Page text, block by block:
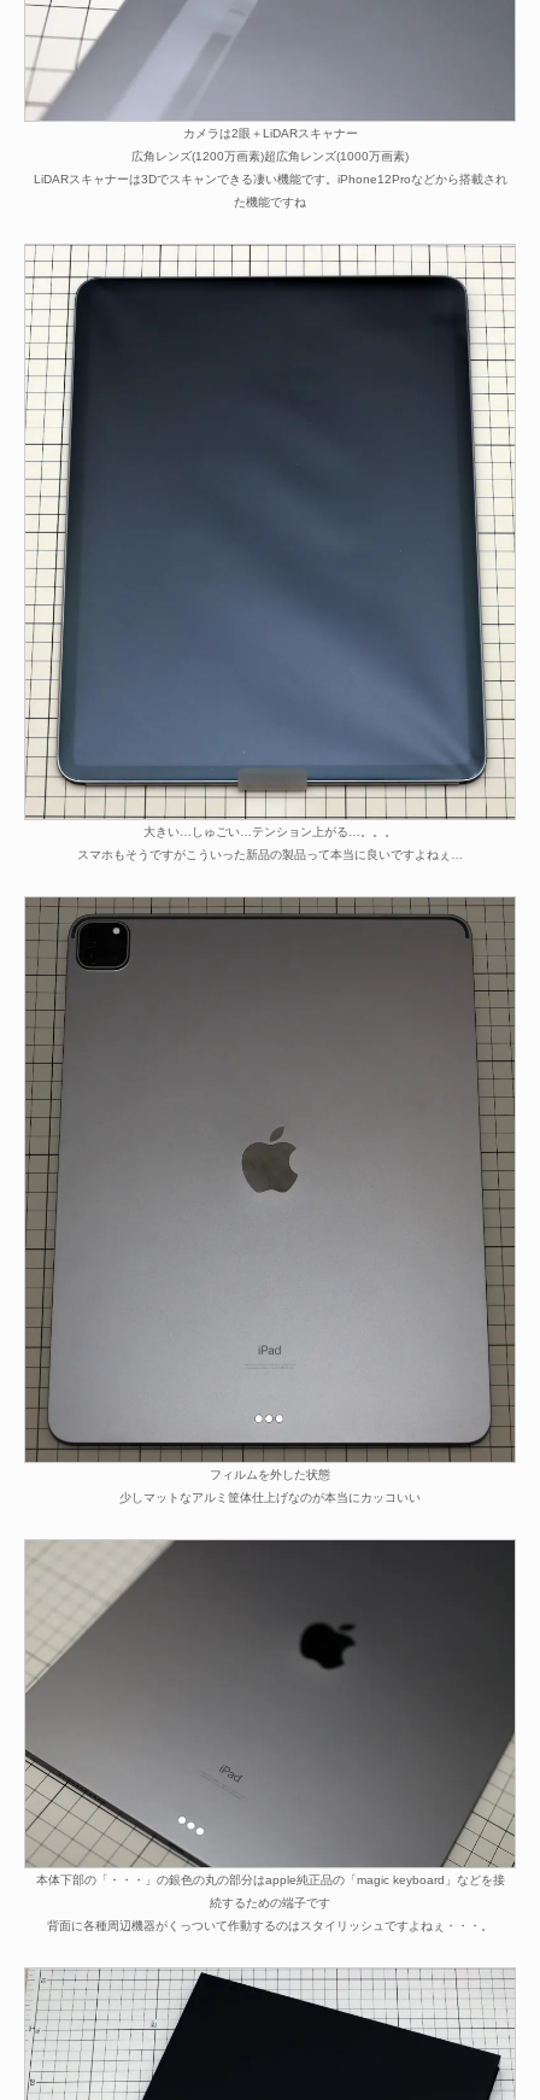
カメラは2眼＋LiDARスキャナー
広角レンズ(1200万画素)超広角レンズ(1000万画素)
LiDARスキャナーは3Dでスキャンできる凄い機能です。iPhone12Proなどから搭載され
た機能ですね
大きい…しゅごい…テンション上がる…。。。
スマホもそうですがこういった新品の製品って本当に良いですよねぇ…
フィルムを外した状態
少しマットなアルミ筐体仕上げなのが本当にカッコいい
本体下部の「・・・」の銀色の丸の部分はapple純正品の「magic keyboard」などを接
続するための端子です
背面に各種周辺機器がくっついて作動するのはスタイリッシュですよねぇ・・・。